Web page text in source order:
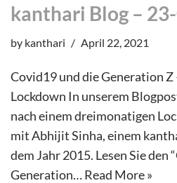
kanthari Blog –
by kanthari April 22, 2021
Covid19 und die Generation Z
Lockdown In unserem
nach einem dreimonatigen
mit Abhijit Sinha, einem
dem Jahr 2015. Lesen Sie den
Generation…Read More »